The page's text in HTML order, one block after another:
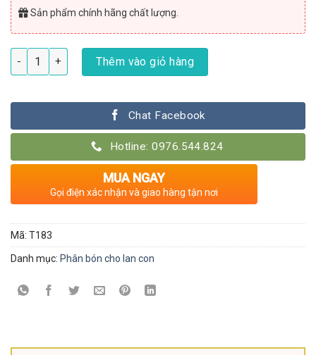
Sản phẩm chính hãng chất lượng.
Npk 20-20-20 cho lan nhập khẩu Hà Lan số lượng
Thêm vào giỏ hàng
Chat Facebook
Hotline: 0976.544.824
MUA NGAY
Gọi điện xác nhận và giao hàng tận nơi
Mã: T183
Danh mục: Phân bón cho lan con